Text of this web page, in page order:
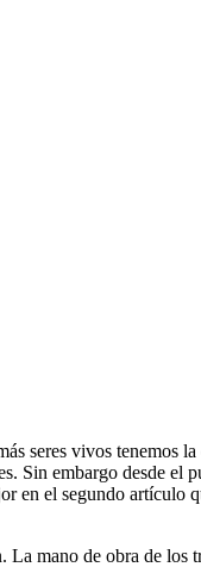
seres vivos tenemos
Sin embargo desde el
en el segundo artículo
mano de obra de los